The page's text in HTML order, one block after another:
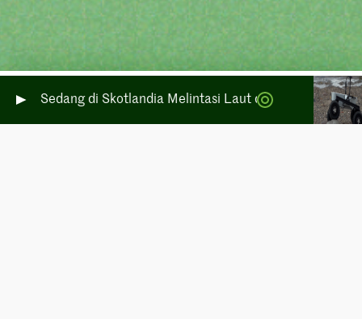
Sedang di Skotlandia Melintasi Laut dan Daratan